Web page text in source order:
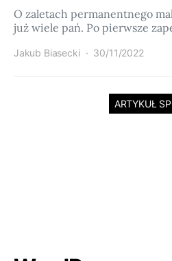
O zaletach permanentnego
już wiele pań. Po pierwsze
Jakub Biasecki 30/11/2022
ARTYKUŁ